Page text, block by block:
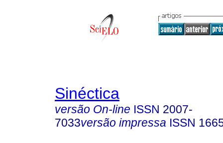
Sinéctica
versão On-line ISSN 2007-
7033versão impressa ISSN